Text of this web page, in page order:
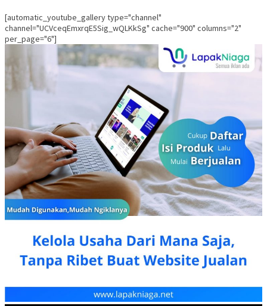
[automatic_youtube_gallery type="channel"
channel="UCVceqEmxrqE5Sig_wQLKkSg" cache="900" columns="2"
per_page="6"]